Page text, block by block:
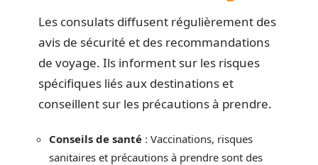
Les consulats diffusent régulièrement des
avis de sécurité et des recommandations
de voyage. Ils informent sur les risques
spécifiques liés aux destinations et
conseillent sur les précautions à prendre.
Conseils de santé : Vaccinations, risques
sanitaires et précautions à prendre sont des